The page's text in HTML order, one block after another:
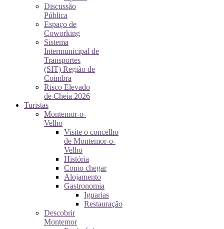
Discussão
Pública
Espaço de
Coworking
Sistema
Intermunicipal de
Transportes
(SIT) Região de
Coimbra
Risco Elevado
de Cheia 2026
Turistas
Montemor-o-
Velho
Visite o concelho
de Montemor-o-
Velho
História
Como chegar
Alojamento
Gastronomia
Iguarias
Restauração
Descobrir
Montemor